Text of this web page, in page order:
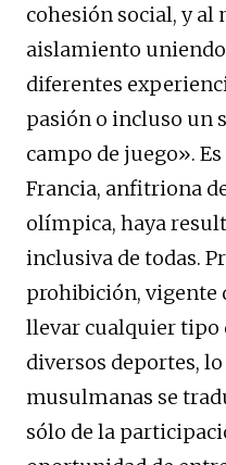
cohesión social, y
aislamiento
diferentes
pasión o incluso un
campo de juego».
Francia, anfitriona
olímpica, haya
inclusiva de todas.
prohibición, vigente
llevar cualquier tipo
diversos deportes,
musulmanas se
sólo de la